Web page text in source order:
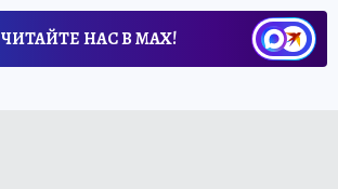
ЧИТАЙТЕ НАС В МАХ!